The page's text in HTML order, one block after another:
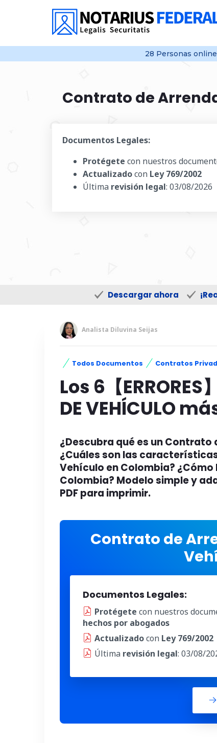
28 Personas online
Contrato de
Documentos Legales:
Protégete con nuestros
Actualizadocon Ley 769/2002
Última revisión legal: 03/08/2026
Descargar ahora
Analista Diluvina Seijas
Todos Documentos Contratos
Los 6【
DE VEHÍCULO
¿Descubra qué es un
¿Cuáles son las
Vehículo en Colombia?
Colombia? Modelo simple y
PDF para imprimir.
Contrato de
Documentos Legales:
Protégete con nuestros
hechos por abogados
Actualizadocon Ley 769/2002
Última revisión legal: 03/08/